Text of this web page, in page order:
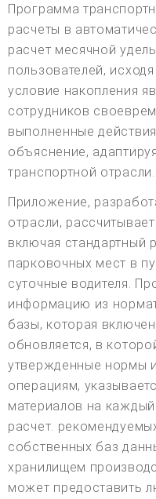
Программа
расчеты в
расчет месячной
пользователей,
условие накопления
сотрудников
выполненные
объяснение,
транспортной отрасли.
Приложение,
отрасли,
включая стандартный
парковочных мест в
суточные водителя.
информацию из
базы, которая
обновляется, в
утвержденные нормы
операциям,
материалов на
расчет.
собственных баз
хранилищем
может предоставить